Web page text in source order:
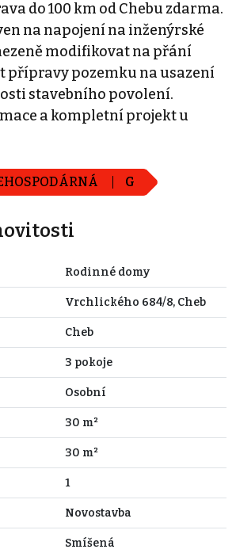
do 100 km od Chebu zdarma.
na napojení na inženýrské
modifikovat na přání
přípravy pozemku na usazení
stavebního povolení.
a kompletní projekt u
G
Rodinné domy
Vrchlického 684/8, Cheb
Cheb
3 pokoje
Osobní
30 m²
30 m²
1
Novostavba
Smíšená